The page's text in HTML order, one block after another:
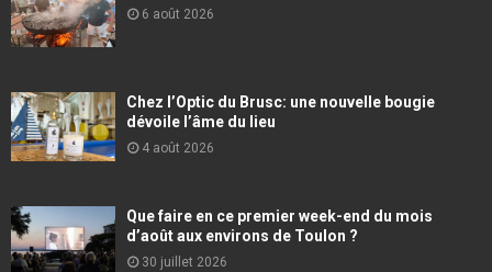
6 août 2026
Chez l’Optic du Brusc: une nouvelle bougie
dévoile l’âme du lieu
4 août 2026
Que faire en ce premier week-end du mois
d’août aux environs de Toulon ?
30 juillet 2026